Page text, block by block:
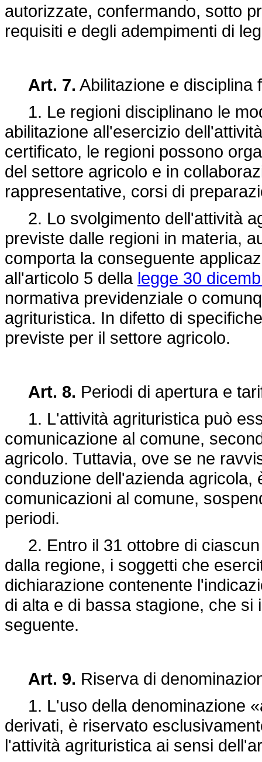
autorizzate, confermando, sotto
requisiti e degli adempimenti di
Art. 7. Abilitazione e disciplina
1. Le regioni disciplinano le
abilitazione all'esercizio
certificato, le regioni possono
del settore agricolo e in
rappresentative, corsi di
2. Lo svolgimento dell'attività
previste dalle regioni in materia,
comporta la conseguente
all'articolo 5 della legge 30
normativa previdenziale o
agrituristica. In difetto di
previste per il settore agricolo.
Art. 8. Periodi di apertura e
1. L'attività agrituristica può
comunicazione al comune,
agricolo. Tuttavia, ove se ne
conduzione dell'azienda
comunicazioni al comune,
periodi.
2. Entro il 31 ottobre di ciascun
dalla regione, i soggetti che
dichiarazione contenente
di alta e di bassa stagione, che
seguente.
Art. 9. Riserva di
1. L'uso della denominazione
derivati, è riservato
l'attività agrituristica ai sensi